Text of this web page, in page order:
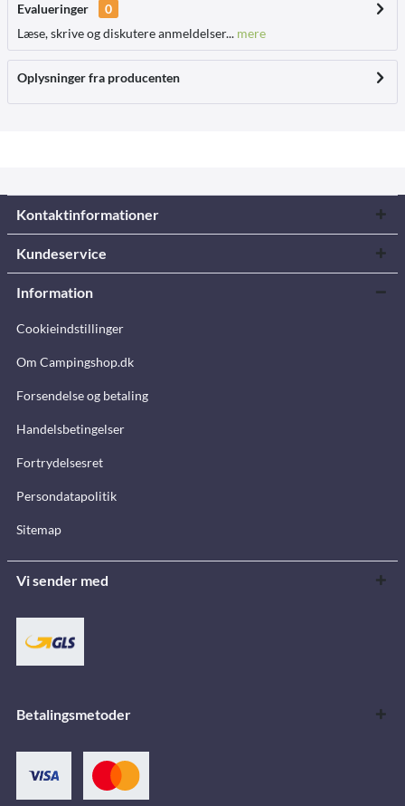
Evalueringer
0
Læse, skrive og diskutere anmeldelser... mere
Oplysninger fra producenten
Kontaktinformationer
Kundeservice
Information
Cookieindstillinger
Om Campingshop.dk
Forsendelse og betaling
Handelsbetingelser
Fortrydelsesret
Persondatapolitik
Sitemap
Vi sender med
Betalingsmetoder